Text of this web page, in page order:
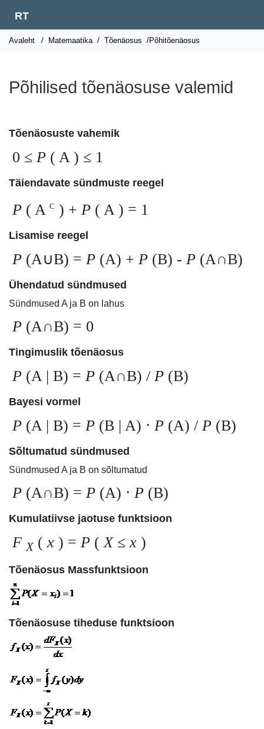
RT
Avaleht / Matemaatika / Tõenäosus /Põhitõenäosus
Põhilised tõenäosuse valemid
Tõenäosuste vahemik
0 ≤ P ( A ) ≤ 1
Täiendavate sündmuste reegel
P ( A C ) + P ( A ) = 1
Lisamise reegel
P (A∪B) = P (A) + P (B) - P (A∩B)
Ühendatud sündmused
Sündmused A ja B on lahus
P (A∩B) = 0
Tingimuslik tõenäosus
P (A | B) = P (A∩B) / P (B)
Bayesi vormel
P (A | B) = P (B | A) ⋅ P (A) / P (B)
Sõltumatud sündmused
Sündmused A ja B on sõltumatud
P (A∩B) = P (A) ⋅ P (B)
Kumulatiivse jaotuse funktsioon
F X( x ) = P ( X≤ x )
Tõenäosus Massfunktsioon
Tõenäosuse tiheduse funktsioon